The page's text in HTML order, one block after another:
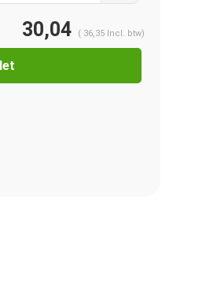
30,04 ( 36,35 Incl. btw)